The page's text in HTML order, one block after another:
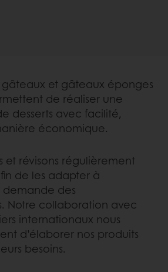
gâteaux et gâteaux éponges
de réaliser une
desserts avec facilité,
économique.
et révisons régulièrement
de les adapter à
demande des
Notre collaboration avec
internationaux nous
d’élaborer nos produits
besoins.